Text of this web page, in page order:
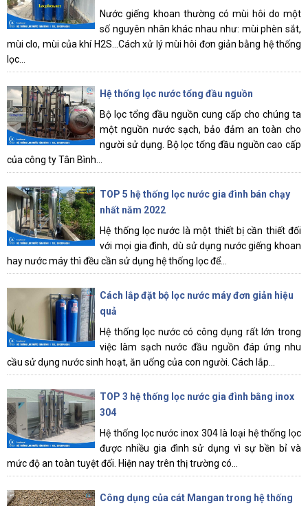
Nước giếng khoan thường có mùi hôi do một
số nguyên nhân khác nhau như: mùi phèn sắt,
mùi clo, mùi của khí H2S...Cách xử lý mùi hôi đơn giản bằng hệ thống
lọc...
Hệ thống lọc nước tổng đầu nguồn
Bộ lọc tổng đầu nguồn cung cấp cho chúng ta
một nguồn nước sạch, bảo đảm an toàn cho
người sử dụng. Bộ lọc tổng đầu nguồn cao cấp
của công ty Tân Bình...
TOP 5 hệ thống lọc nước gia đình bán chạy
nhất năm 2022
Hệ thống lọc nước là một thiết bị cần thiết đối
với mọi gia đình, dù sử dụng nước giếng khoan
hay nước máy thì đều cần sử dụng hệ thống lọc để...
Cách lắp đặt bộ lọc nước máy đơn giản hiệu
quả
Hệ thống lọc nước có công dụng rất lớn trong
việc làm sạch nước đầu nguồn đáp ứng nhu
cầu sử dụng nước sinh hoạt, ăn uống của con người. Cách lắp...
TOP 3 hệ thống lọc nước gia đình bằng inox
304
Hệ thống lọc nước inox 304 là loại hệ thống lọc
được nhiều gia đình sử dụng vì sự bền bỉ và
mức độ an toàn tuyệt đối. Hiện nay trên thị trường có...
Công dụng của cát Mangan trong hệ thống